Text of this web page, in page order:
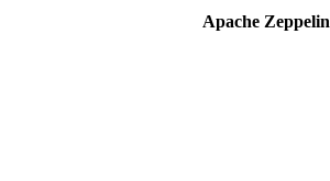
Apache Zeppelin